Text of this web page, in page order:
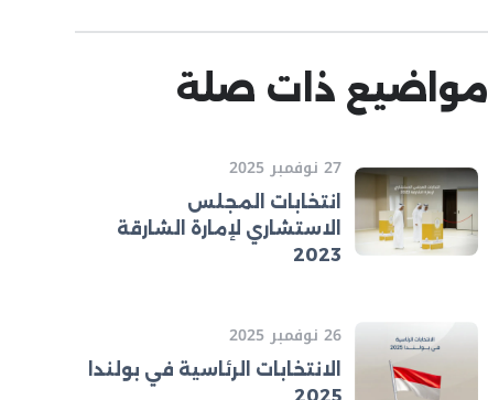
مواضيع ذات صلة
27 نوفمبر 2025
انتخابات المجلس
الاستشاري لإمارة الشارقة
2023
26 نوفمبر 2025
الانتخابات الرئاسية في بولندا